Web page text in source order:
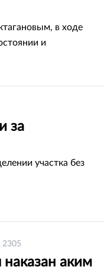
в ходе
и
за
участка без
2305
аким